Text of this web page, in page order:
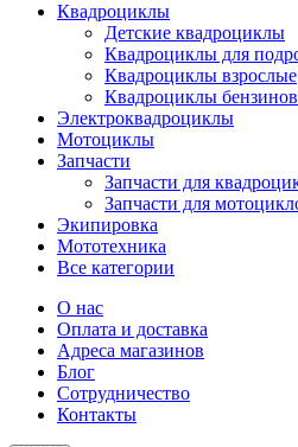
Квадроциклы
Детские квадроциклы
Квадроциклы для
Квадроциклы взрослые
Квадроциклы
Электроквадроциклы
Мотоциклы
Запчасти
Запчасти для
Запчасти для
Экипировка
Мототехника
Все категории
О нас
Оплата и доставка
Адреса магазинов
Блог
Сотрудничество
Контакты